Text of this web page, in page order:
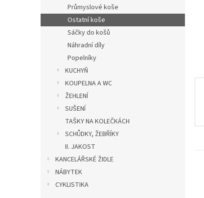
l
Průmyslové koše
Ostatní koše
Sáčky do košů
Náhradní díly
Popelníky
KUCHYŇ
KOUPELNA A WC
ŽEHLENÍ
SUŠENÍ
TAŠKY NA KOLEČKÁCH
SCHŮDKY, ŽEBŘÍKY
II. JAKOST
KANCELÁŘSKÉ ŽIDLE
NÁBYTEK
CYKLISTIKA